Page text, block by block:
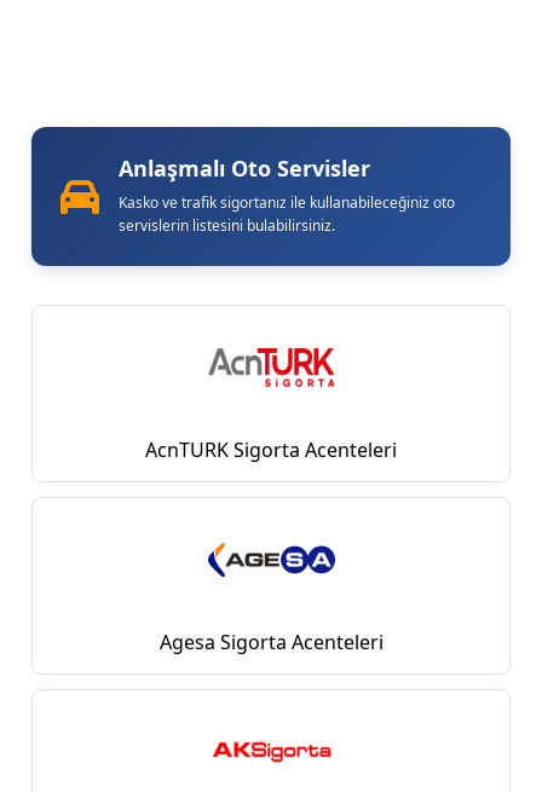
Anlaşmalı Oto Servisler
Kasko ve trafik sigortanız ile kullanabileceğiniz oto
servislerin listesini bulabilirsiniz.
AcnTURK Sigorta Acenteleri
Agesa Sigorta Acenteleri